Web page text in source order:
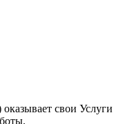
свои Услуги